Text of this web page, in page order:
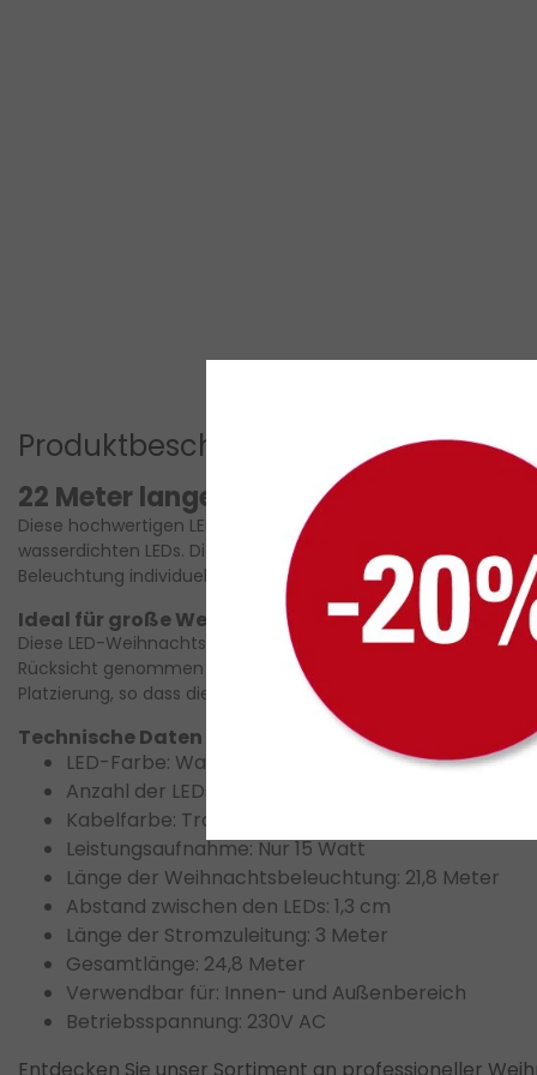
Produktbeschreibung
22 Meter lange warmweiße LED-
Diese hochwertigen LED-Cluster-Weihnachtsbeleuchtungen
wasserdichten LEDs. Die Besonderheit des Lebens ist so ein
Beleuchtung individuell anzupassen – unterstützt durch den
Ideal für große Weihnachtsbäume und den
Diese LED-Weihnachtsbeleuchtung eignet sich perfekt für
Rücksicht genommen werden kann und die große Länge
Platzierung, so dass die
Gesamtlänge der beieindruckenden
Technische Daten der LED-Cluster-
LED-Farbe: Warmweiß & Kaltweiß
Anzahl der LEDs:
Kabelfarbe: Transparent
Leistungsaufnahme:Nur 15 Watt
Länge der Weihnachtsbeleuchtung: 21,8 Meter
Abstand zwischen den LEDs: 1,3 cm
Länge der Stromzuleitung: 3 Meter
Gesamtlänge: 24,8 Meter
Verwendbar für: Innen- und Außenbereich
Betriebsspannung: 230V AC